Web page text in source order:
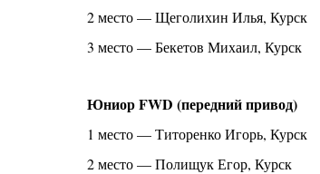
2 место — Щеголихин Илья, Курск
3 место — Бекетов Михаил, Курск
Юниор FWD (передний привод)
1 место — Титоренко Игорь, Курск
2 место — Полищук Егор, Курск